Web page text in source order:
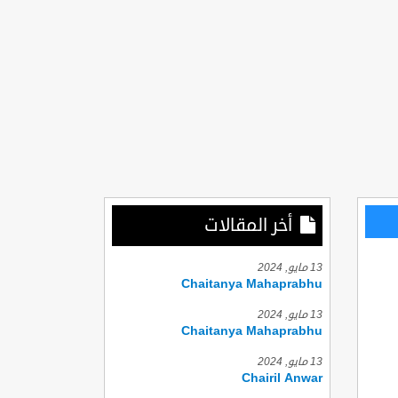
أخر المقالات
13 مايو, 2024
Chaitanya Mahaprabhu
13 مايو, 2024
Chaitanya Mahaprabhu
13 مايو, 2024
Chairil Anwar